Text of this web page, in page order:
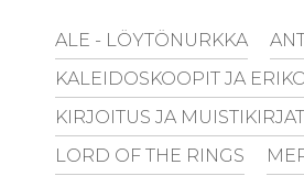
ALE - LÖYTÖNURKKA
KALEIDOSKOOPIT JA
KIRJOITUS JA MUISTIKIRJAT
LORD OF THE RINGS